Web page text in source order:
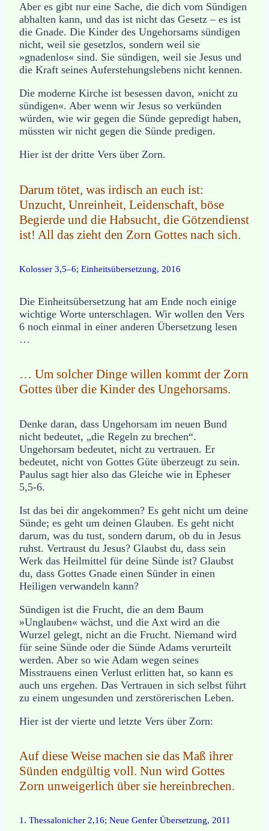
Aber es gibt nur eine Sache, die dich vom Sündigen
abhalten kann, und das ist nicht das Gesetz – es ist
die Gnade. Die Kinder des Ungehorsams sündigen
nicht, weil sie gesetzlos, sondern weil sie
»gnadenlos« sind. Sie sündigen, weil sie Jesus und
die Kraft seines Auferstehungslebens nicht kennen.
Die moderne Kirche ist besessen davon, »nicht zu
sündigen«. Aber wenn wir Jesus so verkünden
würden, wie wir gegen die Sünde gepredigt haben,
müssten wir nicht gegen die Sünde predigen.
Hier ist der dritte Vers über Zorn.
Darum tötet, was irdisch an euch ist:
Unzucht, Unreinheit, Leidenschaft, böse
Begierde und die Habsucht, die Götzendienst
ist! All das zieht den Zorn Gottes nach sich.
Kolosser 3,5–6; Einheitsübersetzung, 2016
Die Einheitsübersetzung hat am Ende noch einige
wichtige Worte unterschlagen. Wir wollen den Vers
6 noch einmal in einer anderen Übersetzung lesen
…
… Um solcher Dinge willen kommt der Zorn
Gottes über die Kinder des Ungehorsams.
Denke daran, dass Ungehorsam im neuen Bund
nicht bedeutet, „die Regeln zu brechen“.
Ungehorsam bedeutet, nicht zu vertrauen. Er
bedeutet, nicht von Gottes Güte überzeugt zu sein.
Paulus sagt hier also das Gleiche wie in Epheser
5,5-6.
Ist das bei dir angekommen? Es geht nicht um deine
Sünde; es geht um deinen Glauben. Es geht nicht
darum, was du tust, sondern darum, ob du in Jesus
ruhst. Vertraust du Jesus? Glaubst du, dass sein
Werk das Heilmittel für deine Sünde ist? Glaubst
du, dass Gottes Gnade einen Sünder in einen
Heiligen verwandeln kann?
Sündigen ist die Frucht, die an dem Baum
»Unglauben« wächst, und die Axt wird an die
Wurzel gelegt, nicht an die Frucht. Niemand wird
für seine Sünde oder die Sünde Adams verurteilt
werden. Aber so wie Adam wegen seines
Misstrauens einen Verlust erlitten hat, so kann es
auch uns ergehen. Das Vertrauen in sich selbst führt
zu einem ungesunden und zerstörerischen Leben.
Hier ist der vierte und letzte Vers über Zorn:
Auf diese Weise machen sie das Maß ihrer
Sünden endgültig voll. Nun wird Gottes
Zorn unweigerlich über sie hereinbrechen.
1. Thessalonicher 2,16; Neue Genfer Übersetzung, 2011